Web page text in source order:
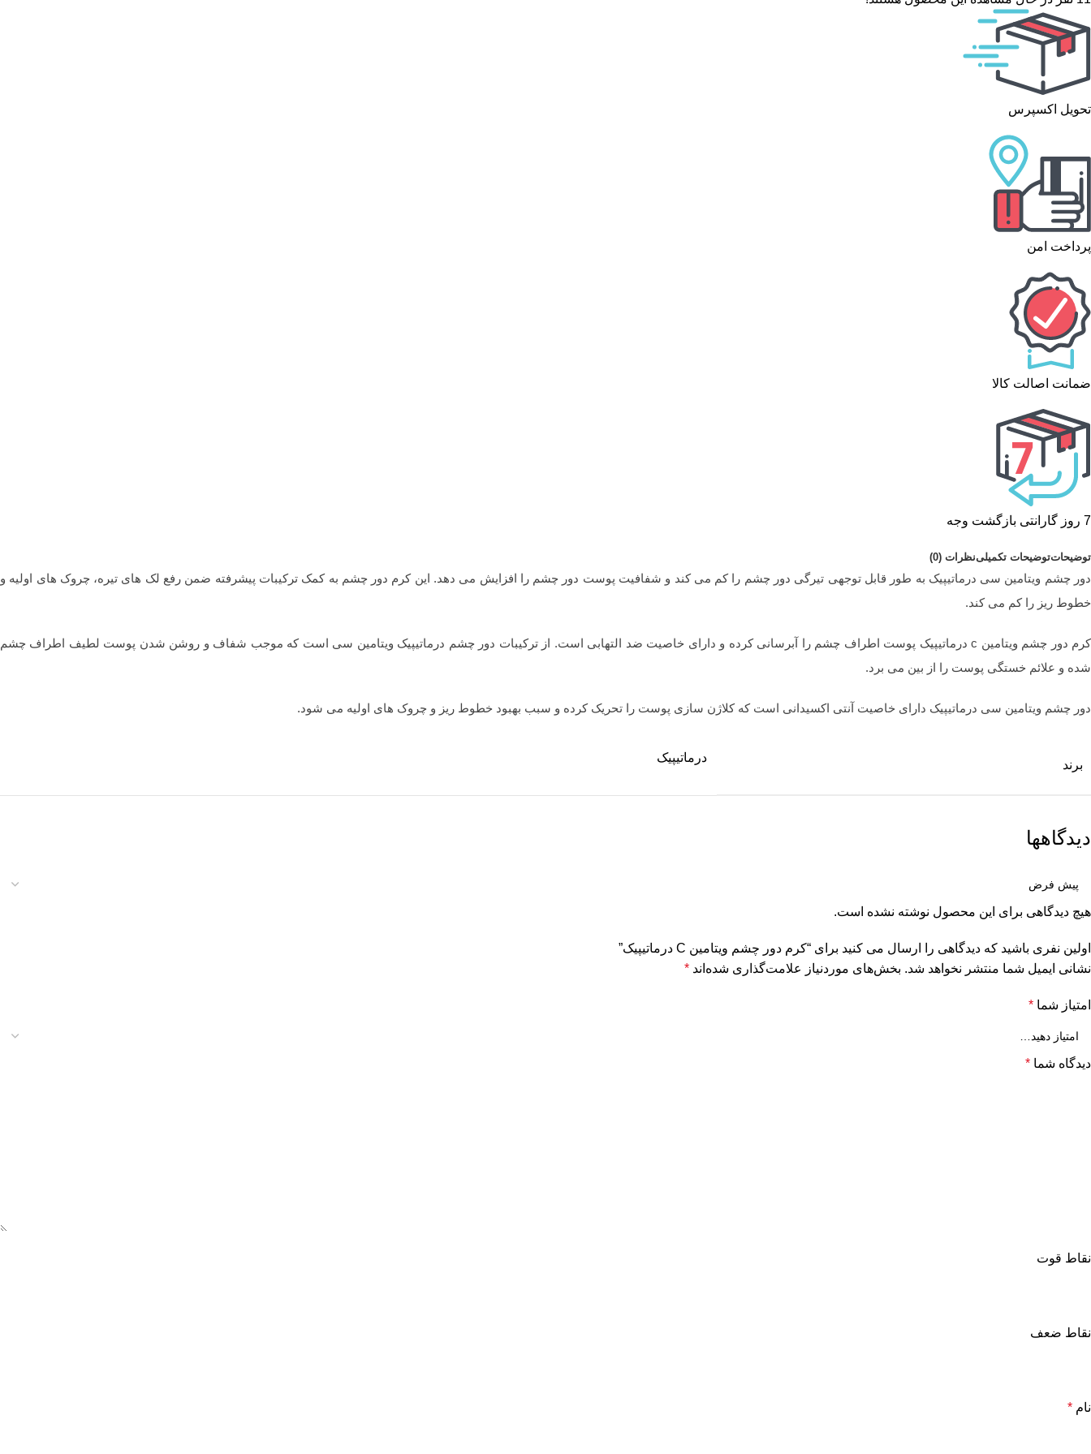
تحویل اکسپرس
پرداخت امن
ضمانت اصالت کالا
7 روز گارانتی بازگشت وجه
توضیحاتتوضیحات تکمیلینظرات (0)
دور چشم ویتامین سی درماتیپیک به طور قابل توجهی تیرگی دور چشم را کم می کند و شفافیت پوست دور چشم را افزایش می دهد. این کرم دور چشم به کمک ترکیبات پیشرفته ضمن رفع لک های تیره، چروک های اولیه و
خطوط ریز را کم می کند.
کرم دور چشم ویتامین c درماتیپیک پوست اطراف چشم را آبرسانی کرده و دارای خاصیت ضد التهابی است. از ترکیبات دور چشم درماتیپیک ویتامین سی است که موجب شفاف و روشن شدن پوست لطیف اطراف چشم
شده و علائم خستگی پوست را از بین می برد.
دور چشم ویتامین سی درماتیپیک دارای خاصیت آنتی اکسیدانی است که کلاژن سازی پوست را تحریک کرده و سبب بهبود خطوط ریز و چروک های اولیه می شود.
برند
درماتیپیک
دیدگاهها
هیچ دیدگاهی برای این محصول نوشته نشده است.
اولین نفری باشید که دیدگاهی را ارسال می کنید برای “کرم دور چشم ویتامین C درماتیپیک”
نشانی ایمیل شما منتشر نخواهد شد. بخش‌های موردنیاز علامت‌گذاری شده‌اند *
امتیاز شما *
دیدگاه شما *
نقاط قوت
نقاط ضعف
نام *